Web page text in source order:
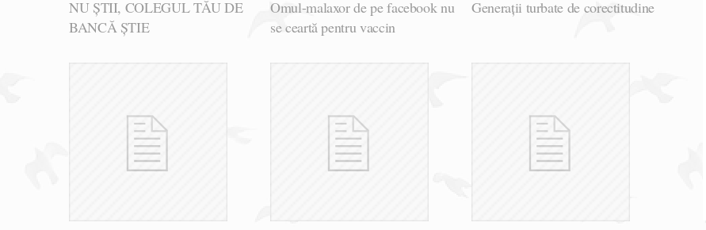
NU ȘTII, COLEGUL TĂU DE
BANCĂ ȘTIE
Omul-malaxor de pe facebook nu
se ceartă pentru vaccin
Generații turbate de corectitudine